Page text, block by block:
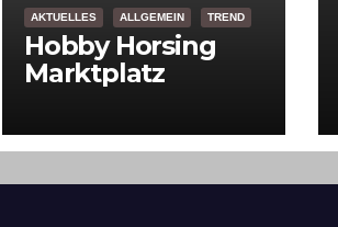
AKTUELLES ALLGEMEIN TREND
Hobby Horsing
Marktplatz